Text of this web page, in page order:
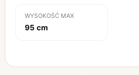
WYSOKOŚĆ MAX
95 cm